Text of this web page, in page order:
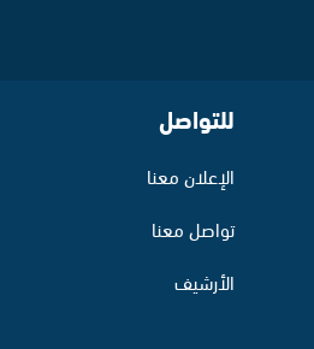
للتواصل
الإعلان معنا
تواصل معنا
الأرشيف